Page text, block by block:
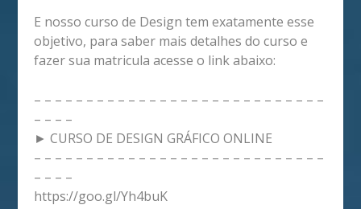
E nosso curso de Design tem exatamente esse
objetivo, para saber mais detalhes do curso e
fazer sua matricula acesse o link abaixo:
– – – – – – – – – – – – – – – – – – – – – – – – – – – –
– – – –
► CURSO DE DESIGN GRÁFICO ONLINE
– – – – – – – – – – – – – – – – – – – – – – – – – – – –
– – – –
https://goo.gl/Yh4buK